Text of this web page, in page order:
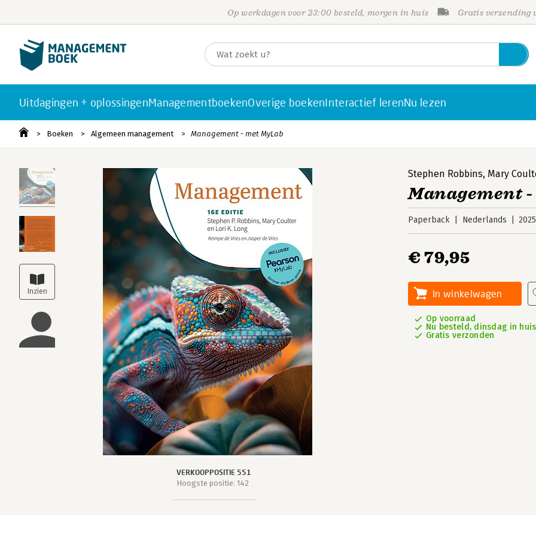
Op werkdagen voor 23:00 besteld, morgen in huis Gratis verzending
Uitdagingen + oplossingenManagementboekenOverige boekenInteractief lerenNu lezen
Boeken Algemeen management Management - met MyLab
VERKOOPPOSITIE 551
Hoogste positie: 142
Stephen Robbins, Mary
Management
Paperback Nederlands 2025
€ 79,95
In winkelwagen
Op voorraad
Nu besteld, dinsdag in huis
Gratis verzonden